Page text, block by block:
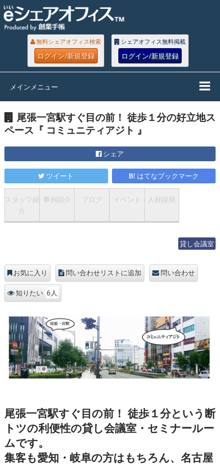
無料シェアオフィス検索
ログイン/新規登録
シェアオフィス無料掲載
ログイン/新規登録
メインメニュー
尾張一宮駅すぐ目の前！ 徒歩１分の好立地ス
ペース『 コミュニティアジト 』
シェア
ツイート はてなブックマーク
スタッフ紹
介
事例紹介 ブログ イベント 人材採用
貸し会議室
お気に入り 問い合わせリストに追加 問い合わせ
知りたい 6人
尾張一宮駅すぐ目の前！ 徒歩１分という断
トツの利便性の貸し会議室・セミナールー
ムです。
集客も愛知・岐阜の方はもちろん、名古屋